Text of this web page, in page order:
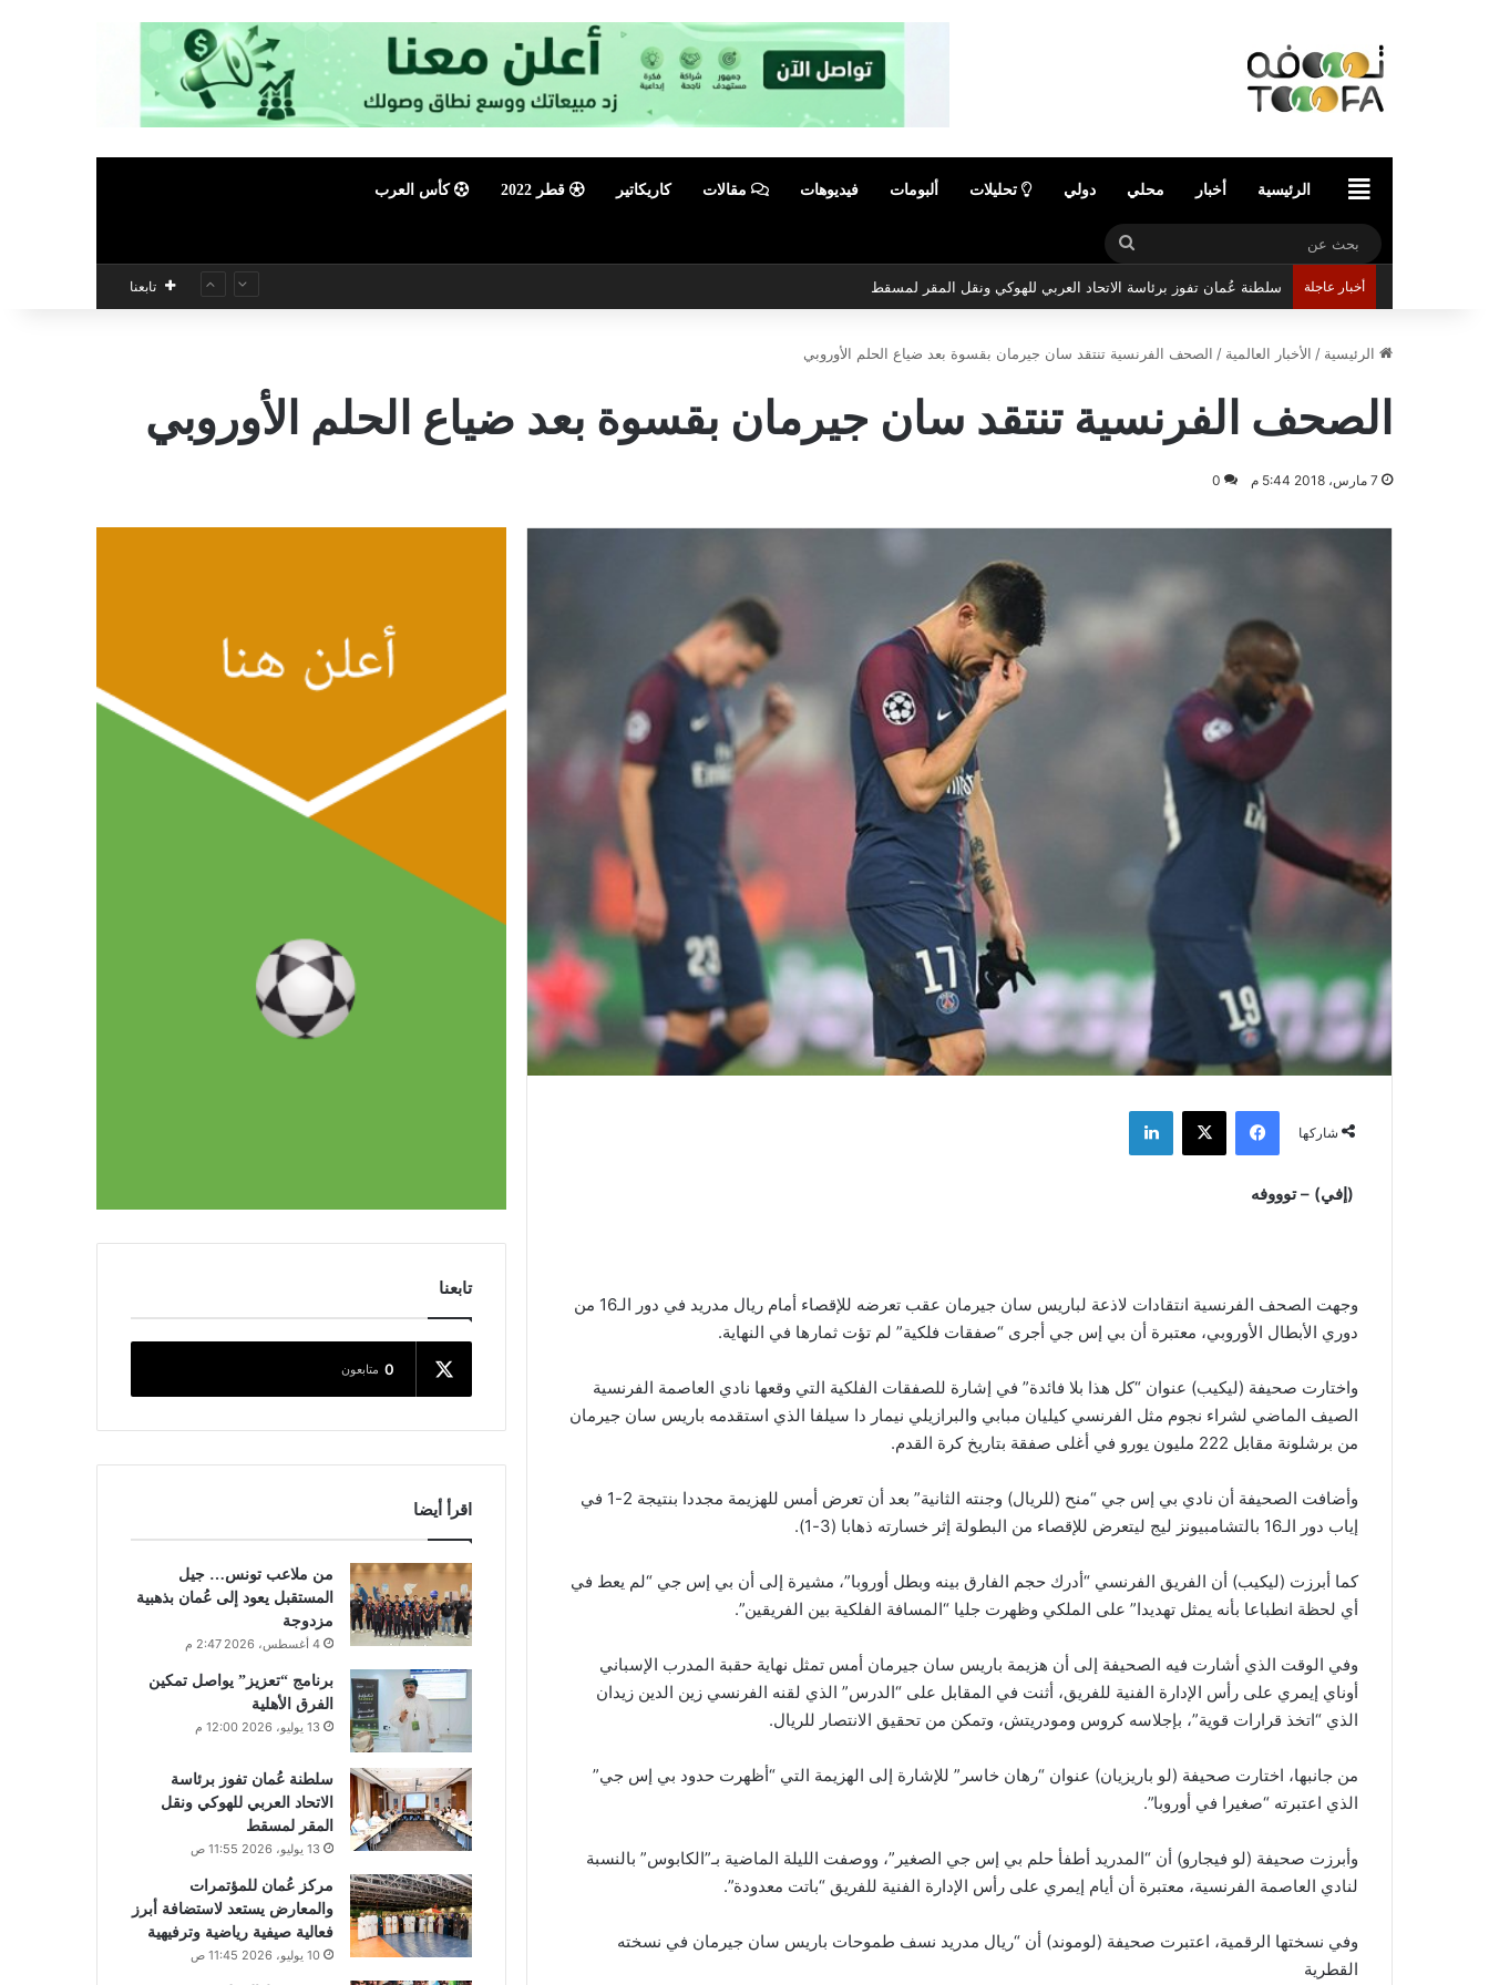
الرئيسيةالرئيسية أخبار محلي دولي تحليلات ألبومات فيديوهات مقالات كاريكاتير قطر 2022 كأس العرب
بحث
عن
أخبار عاجلة سلطنة عُمان تفوز برئاسة الاتحاد العربي للهوكي ونقل المقر لمسقط تابعنا
الرئيسية / الأخبار العالمية / الصحف الفرنسية تنتقد سان جيرمان بقسوة بعد ضياع الحلم الأوروبي
الصحف الفرنسية تنتقد سان جيرمان بقسوة بعد ضياع الحلم الأوروبي
7 مارس، 2018 5:44 م 0
شاركها
فيسبوك ‫X لينكدإن
(إفي) – توووفه
وجهت الصحف الفرنسية انتقادات لاذعة لباريس سان جيرمان عقب تعرضه للإقصاء أمام ريال مدريد في دور الـ16 من
دوري الأبطال الأوروبي، معتبرة أن بي إس جي أجرى “صفقات فلكية” لم تؤت ثمارها في النهاية.
واختارت صحيفة (ليكيب) عنوان “كل هذا بلا فائدة” في إشارة للصفقات الفلكية التي وقعها نادي العاصمة الفرنسية
الصيف الماضي لشراء نجوم مثل الفرنسي كيليان مبابي والبرازيلي نيمار دا سيلفا الذي استقدمه باريس سان جيرمان
من برشلونة مقابل 222 مليون يورو في أغلى صفقة بتاريخ كرة القدم.
وأضافت الصحيفة أن نادي بي إس جي “منح (للريال) وجنته الثانية” بعد أن تعرض أمس للهزيمة مجددا بنتيجة 2-1 في
إياب دور الـ16 بالتشامبيونز ليج ليتعرض للإقصاء من البطولة إثر خسارته ذهابا (3-1).
كما أبرزت (ليكيب) أن الفريق الفرنسي “أدرك حجم الفارق بينه وبطل أوروبا”، مشيرة إلى أن بي إس جي “لم يعط في
أي لحظة انطباعا بأنه يمثل تهديدا” على الملكي وظهرت جليا “المسافة الفلكية بين الفريقين”.
وفي الوقت الذي أشارت فيه الصحيفة إلى أن هزيمة باريس سان جيرمان أمس تمثل نهاية حقبة المدرب الإسباني
أوناي إيمري على رأس الإدارة الفنية للفريق، أثنت في المقابل على “الدرس” الذي لقنه الفرنسي زين الدين زيدان
الذي “اتخذ قرارات قوية”، بإجلاسه كروس ومودريتش، وتمكن من تحقيق الانتصار للريال.
من جانبها، اختارت صحيفة (لو باريزيان) عنوان “رهان خاسر” للإشارة إلى الهزيمة التي “أظهرت حدود بي إس جي”
الذي اعتبرته “صغيرا في أوروبا”.
وأبرزت صحيفة (لو فيجارو) أن “المدريد أطفأ حلم بي إس جي الصغير”، ووصفت الليلة الماضية بـ”الكابوس” بالنسبة
لنادي العاصمة الفرنسية، معتبرة أن أيام إيمري على رأس الإدارة الفنية للفريق “باتت معدودة”.
وفي نسختها الرقمية، اعتبرت صحيفة (لوموند) أن “ريال مدريد نسف طموحات باريس سان جيرمان في نسخته
القطرية
تابعنا
0 متابعون
اقرأ أيضا
من ملاعب تونس… جيل
المستقبل يعود إلى عُمان بذهبية
مزدوجة
4 أغسطس، 2026 2:47 م
برنامج “تعزيز” يواصل تمكين
الفرق الأهلية
13 يوليو، 2026 12:00 م
سلطنة عُمان تفوز برئاسة
الاتحاد العربي للهوكي ونقل
المقر لمسقط
13 يوليو، 2026 11:55 ص
مركز عُمان للمؤتمرات
والمعارض يستعد لاستضافة أبرز
فعالية صيفية رياضية وترفيهية
10 يوليو، 2026 11:45 ص